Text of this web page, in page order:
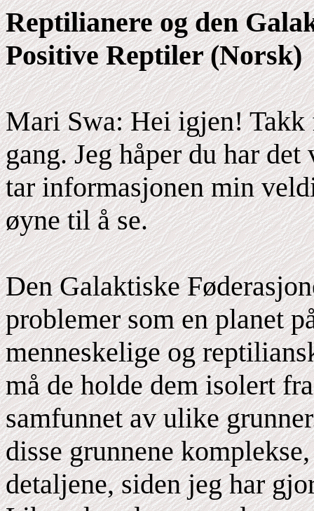
Reptilianere og den
Positive Reptiler (Norsk)
Mari Swa: Hei igjen! Takk
gang. Jeg håper du har
tar informasjonen min
øyne til å se.
Den Galaktiske
problemer som en planet
menneskelige og
må de holde dem isolert
samfunnet av ulike
disse grunnene
detaljene, siden jeg har